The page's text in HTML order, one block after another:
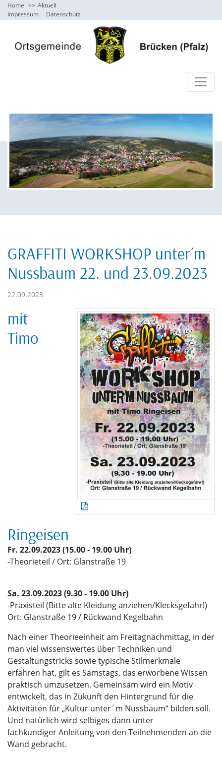
Home
Aktuell
Impressum
Datenschutz
GRAFFITI WORKSHOP unter´m
Nussbaum 22. und 23.09.2023
22.09.2023
mit
Timo
Ringeisen
Fr. 22.09.2023 (15.00 - 19.00 Uhr)
-Theorieteil / Ort: Glanstraße 19
Sa. 23.09.2023 (9.30 - 19.00 Uhr)
-Praxisteil (Bitte alte Kleidung anziehen/Klecksgefahr!)
Ort: Glanstraße 19 / Rückwand Kegelbahn
Nach einer Theorieeinheit am Freitagnachmittag, in der
man viel wissenswertes über Techniken und
Gestaltungstricks sowie typische Stilmerkmale
erfahren hat, gilt es Samstags, das erworbene Wissen
praktisch umzusetzen. Gemeinsam wird ein Motiv
entwickelt, das in Zukunft den Hintergrund für die
Aktivitäten für „Kultur unter´m Nussbaum“ bilden soll.
Und natürlich wird selbiges dann unter
fachkundiger Anleitung von den Teilnehmenden an die
Wand gebracht.